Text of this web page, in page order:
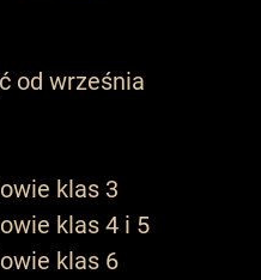
od września
klas 3
klas 4 i 5
klas 6